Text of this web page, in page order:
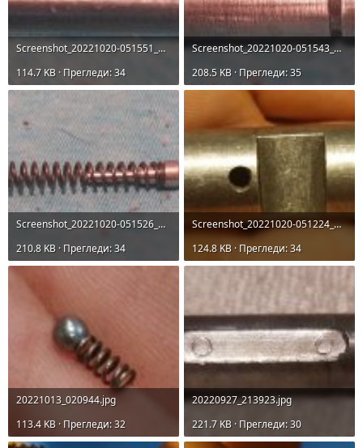
Screenshot_20221020-051551_Gallery.jpg
114.7 KB · Прегледи: 34
Screenshot_20221020-051543_Gallery.jpg
208.5 KB · Прегледи: 35
Screenshot_20221020-051526_Gallery.jpg
210.8 KB · Прегледи: 34
Screenshot_20221020-051224_Gallery.jpg
124.8 KB · Прегледи: 34
20221013_020944.jpg
113.4 KB · Прегледи: 32
20220927_213923.jpg
221.7 KB · Прегледи: 30